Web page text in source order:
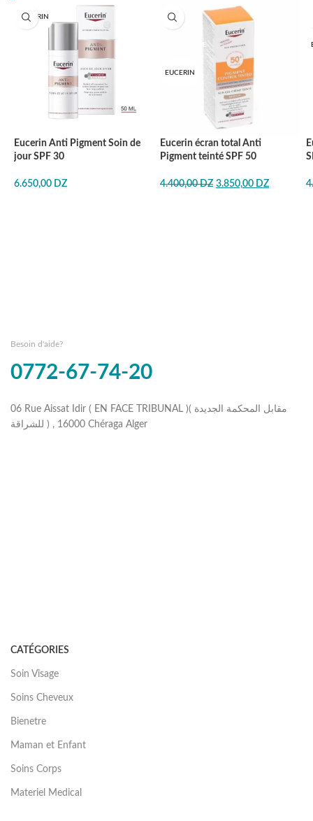
EUCERIN
Eucerin Anti Pigment Soin de
jour SPF 30
6.650,00 DZ
-13%
EN RUPTURE
EUCERIN
Eucerin écran total Anti
Pigment teinté SPF 50
4.400,00DZ 3.850,00 DZ
Besoin d'aide?
0772-67-74-20
06 Rue Aissat Idir ( EN FACE TRIBUNAL )( مقابل المحكمة الجديدة
للشراقة ) , 16000 Chéraga Alger
CATÉGORIES
Soin Visage
Soins Cheveux
Bienetre
Maman et Enfant
Soins Corps
Materiel Medical